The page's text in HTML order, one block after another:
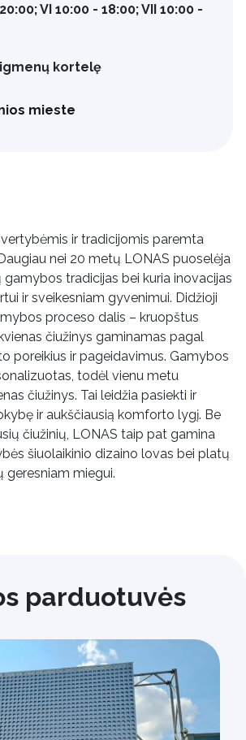
VI 10:00 - 18:00; VII 10:00 -
kortelę
mieste
ir tradicijomis paremta
nei 20 metų LONAS puoselėja
gamybos tradicijas bei kuria inovacijas
ir sveikesniam gyvenimui. Didžioji
proceso dalis – kruopštus
čiužinys gaminamas pagal
poreikius ir pageidavimus. Gamybos
todėl vienu metu
čiužinys. Tai leidžia pasiekti ir
ir aukščiausią komforto lygį. Be
čiužinių, LONAS taip pat gamina
šiuolaikinio dizaino lovas bei platų
geresniam miegui.
parduotuvės